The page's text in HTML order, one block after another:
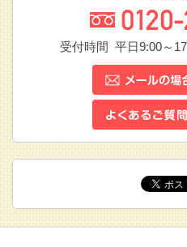
受付時間 平日9:00～